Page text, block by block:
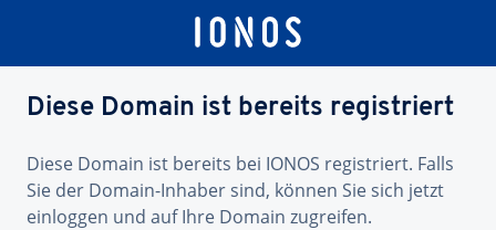
Diese Domain ist bereits registriert
Diese Domain ist bereits bei IONOS registriert. Falls
Sie der Domain-Inhaber sind, können Sie sich jetzt
einloggen und auf Ihre Domain zugreifen.